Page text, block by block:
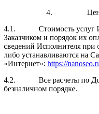
4. Цена и
4.1. Стоимость услуг
Заказчиком и порядок их
сведений Исполнителя при
либо устанавливаются на
«Интернет»: https://
4.2. Все расчеты по
безналичном порядке.